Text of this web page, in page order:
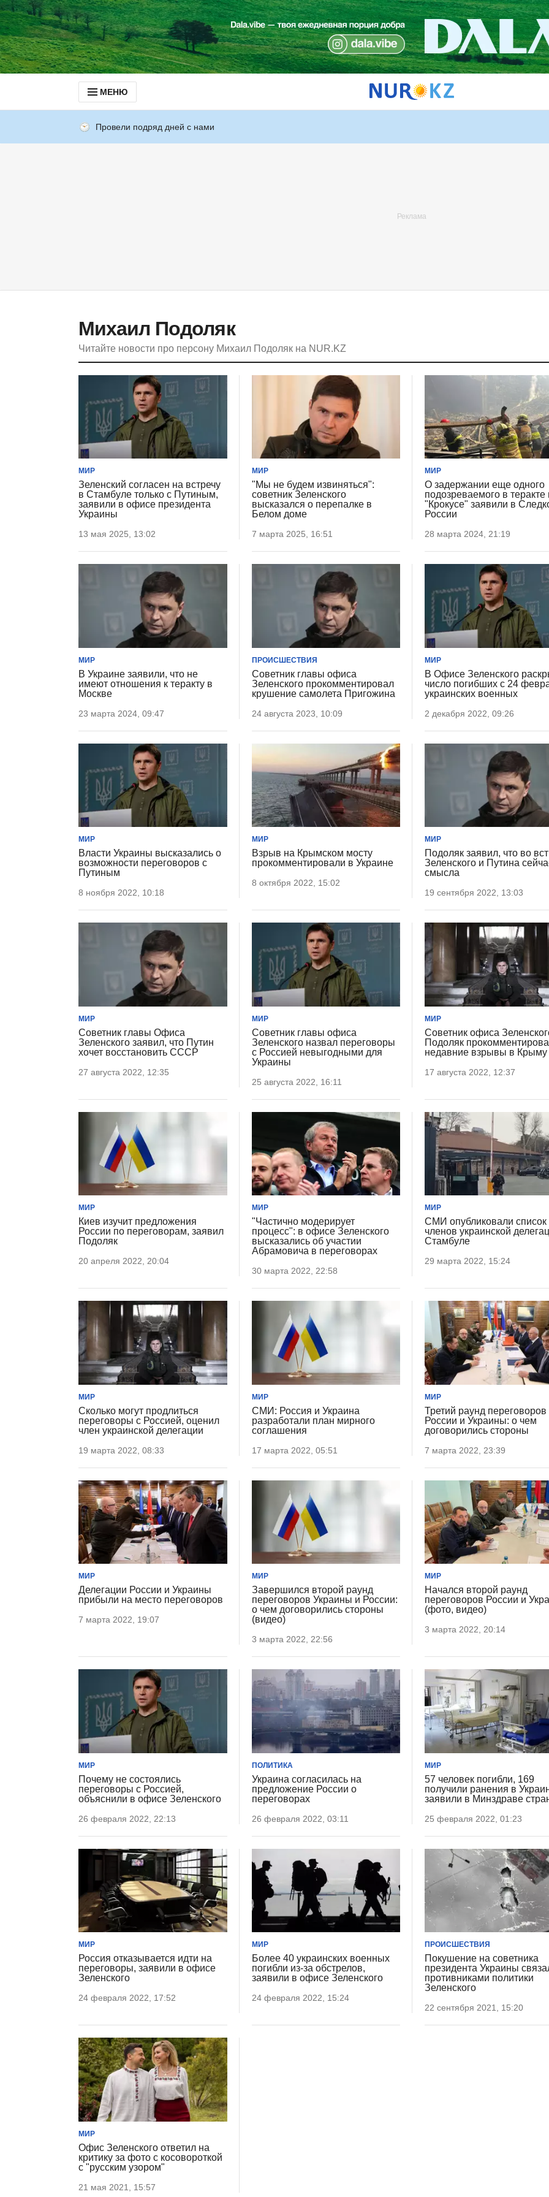
МЕНЮ
Провели подряд дней с нами
Михаил Подоляк
Читайте новости про персону Михаил Подоляк на NUR.KZ
МИР
Зеленский согласен на встречу
в Стамбуле только с Путиным,
заявили в офисе президента
Украины
13 мая 2025, 13:02
МИР
"Мы не будем извиняться":
советник Зеленского
высказался о перепалке в
Белом доме
7 марта 2025, 16:51
МИР
О задержании еще одного
подозреваемого в теракте
"Крокусе" заявили в
России
28 марта 2024, 21:19
МИР
В Украине заявили, что не
имеют отношения к теракту в
Москве
23 марта 2024, 09:47
ПРОИСШЕСТВИЯ
Советник главы офиса
Зеленского прокомментировал
крушение самолета Пригожина
24 августа 2023, 10:09
МИР
В Офисе Зеленского
число погибших с 24
украинских военных
2 декабря 2022, 09:26
МИР
Власти Украины высказались о
возможности переговоров с
Путиным
8 ноября 2022, 10:18
МИР
Взрыв на Крымском мосту
прокомментировали в Украине
8 октября 2022, 15:02
МИР
Подоляк заявил, что во
Зеленского и Путина
смысла
19 сентября 2022, 13:03
МИР
Советник главы Офиса
Зеленского заявил, что Путин
хочет восстановить СССР
27 августа 2022, 12:35
МИР
Советник главы офиса
Зеленского назвал переговоры
с Россией невыгодными для
Украины
25 августа 2022, 16:11
МИР
Советник офиса
Подоляк
недавние взрывы в Крыму
17 августа 2022, 12:37
МИР
Киев изучит предложения
России по переговорам, заявил
Подоляк
20 апреля 2022, 20:04
МИР
"Частично модерирует
процесс": в офисе Зеленского
высказались об участии
Абрамовича в переговорах
30 марта 2022, 22:58
МИР
СМИ опубликовали список
членов украинской
Стамбуле
29 марта 2022, 15:24
МИР
Сколько могут продлиться
переговоры с Россией, оценил
член украинской делегации
19 марта 2022, 08:33
МИР
СМИ: Россия и Украина
разработали план мирного
соглашения
17 марта 2022, 05:51
МИР
Третий раунд переговоров
России и Украины: о чем
договорились стороны
7 марта 2022, 23:39
МИР
Делегации России и Украины
прибыли на место переговоров
7 марта 2022, 19:07
МИР
Завершился второй раунд
переговоров Украины и России:
о чем договорились стороны
(видео)
3 марта 2022, 22:56
МИР
Начался второй раунд
переговоров России и
(фото, видео)
3 марта 2022, 20:14
МИР
Почему не состоялись
переговоры с Россией,
объяснили в офисе Зеленского
26 февраля 2022, 22:13
ПОЛИТИКА
Украина согласилась на
предложение России о
переговорах
26 февраля 2022, 03:11
МИР
57 человек погибли, 169
получили ранения в
заявили в Минздраве
25 февраля 2022, 01:23
МИР
Россия отказывается идти на
переговоры, заявили в офисе
Зеленского
24 февраля 2022, 17:52
МИР
Более 40 украинских военных
погибли из-за обстрелов,
заявили в офисе Зеленского
24 февраля 2022, 15:24
ПРОИСШЕСТВИЯ
Покушение на советника
президента Украины
противниками политики
Зеленского
22 сентября 2021, 15:20
МИР
Офис Зеленского ответил на
критику за фото с косовороткой
с "русским узором"
21 мая 2021, 15:57